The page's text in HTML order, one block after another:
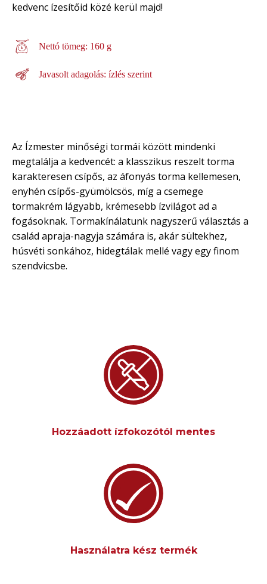
kedvenc ízesítőid közé kerül majd!
Nettó tömeg: 160 g
Javasolt adagolás: ízlés szerint
Az Ízmester minőségi tormái között mindenki
megtalálja a kedvencét: a klasszikus reszelt torma
karakteresen csípős, az áfonyás torma kellemesen,
enyhén csípős-gyümölcsös, míg a csemege
tormakrém lágyabb, krémesebb ízvilágot ad a
fogásoknak. Tormakínálatunk nagyszerű választás a
család apraja-nagyja számára is, akár sültekhez,
húsvéti sonkához, hidegtálak mellé vagy egy finom
szendvicsbe.
Hozzáadott ízfokozótól mentes
Használatra kész termék